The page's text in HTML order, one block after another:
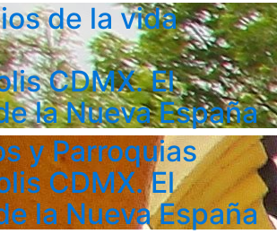
de la vida
CDMX. El
la Nueva España
y Parroquias
CDMX. El
la Nueva España